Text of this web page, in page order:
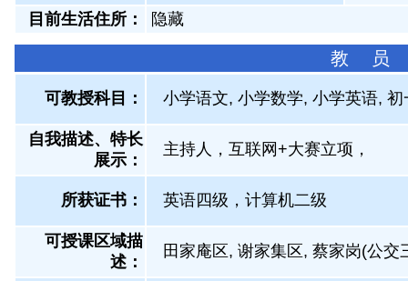
目前生活住所：
隐藏
教 员
可教授科目： 小学语文, 小学数学, 小学英语,
自我描述、特长
展示 ：
主持人，互联网+大赛立项，
所获证书 ： 英语四级，计算机二级
可授课区域描
述：
田家庵区, 谢家集区, 蔡家岗(公交